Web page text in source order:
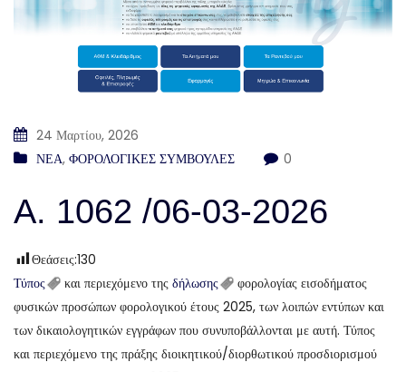
24 Μαρτίου, 2026
ΝΕΑ, ΦΟΡΟΛΟΓΙΚΕΣ ΣΥΜΒΟΥΛΕΣ 0
Α. 1062 /06-03-2026
Θεάσεις:130
Τύπος
και περιεχόμενο της δήλωσης
φορολογίας εισοδήματος
φυσικών προσώπων φορολογικού έτους 2025, των λοιπών εντύπων και
των δικαιολογητικών εγγράφων που συνυποβάλλονται με αυτή. Τύπος
και περιεχόμενο της πράξης διοικητικού/διορθωτικού προσδιορισμού